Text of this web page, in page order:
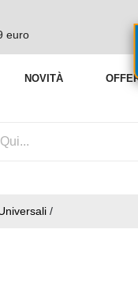
euro
NOVITÀ
/